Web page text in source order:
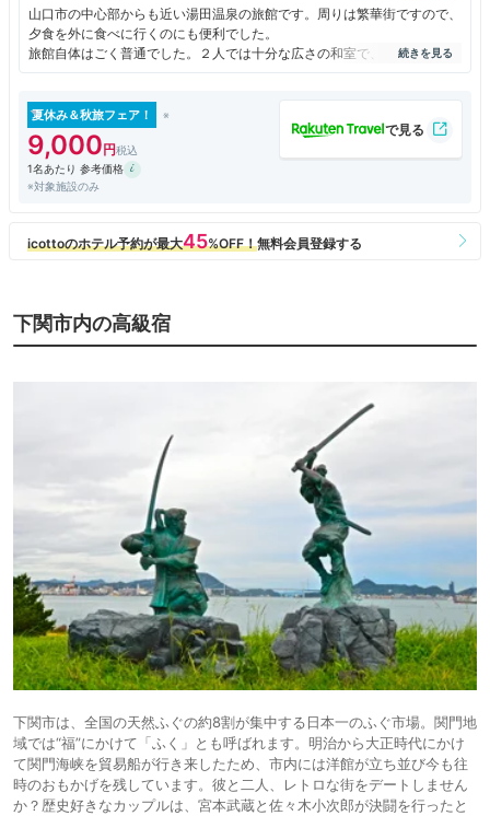
山口市の中心部からも近い湯田温泉の旅館です。周りは繁華街ですので、
夕食を外に食べに行くのにも便利でした。
旅館自体はごく普通でした。２人では十分な広さの和室で、大浴場も種類
が多く男女入れ替え制で楽しめました。朝食は和食膳なので、コーヒーが
名物の女将劇場は、長年続いているからか、次から次へと演目が変わっ
て、飽きませんでした。
夏休み＆秋旅フェア！
9,000
1名あたり 参考価格
※対象施設のみ
下関市内の高級宿
下関市は、全国の天然ふぐの約8割が集中する日本一のふぐ市場。関門地
域では“福”にかけて「ふく」とも呼ばれます。明治から大正時代にかけ
て関門海峡を貿易船が行き来したため、市内には洋館が立ち並び今も往
時のおもかげを残しています。彼と二人、レトロな街をデートしません
か？歴史好きなカップルは、宮本武蔵と佐々木小次郎が決闘を行ったと